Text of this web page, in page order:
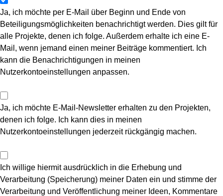
Ja, ich möchte per E-Mail über Beginn und Ende von
Beteiligungsmöglichkeiten benachrichtigt werden. Dies gilt für
alle Projekte, denen ich folge. Außerdem erhalte ich eine E-
Mail, wenn jemand einen meiner Beiträge kommentiert. Ich
kann die Benachrichtigungen in meinen
Nutzerkontoeinstellungen anpassen.
Ja, ich möchte E-Mail-Newsletter erhalten zu den Projekten,
denen ich folge. Ich kann dies in meinen
Nutzerkontoeinstellungen jederzeit rückgängig machen.
Ich willige hiermit ausdrücklich in die Erhebung und
Verarbeitung (Speicherung) meiner Daten ein und stimme der
Verarbeitung und Veröffentlichung meiner Ideen, Kommentare